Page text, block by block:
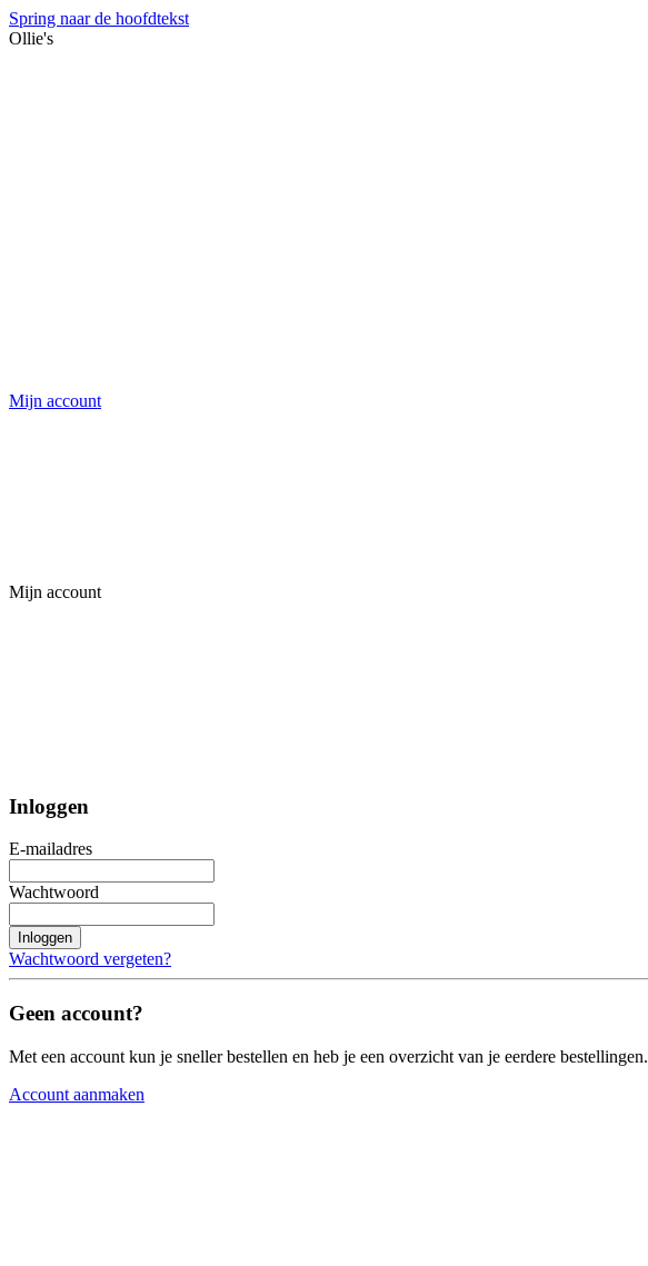
Spring naar de hoofdtekst
Ollie's
Mijn account
Mijn account
Inloggen
E-mailadres
Wachtwoord
Inloggen
Wachtwoord vergeten?
Geen account?
Met een account kun je sneller bestellen en heb je een overzicht van je eerdere bestellingen.
Account aanmaken